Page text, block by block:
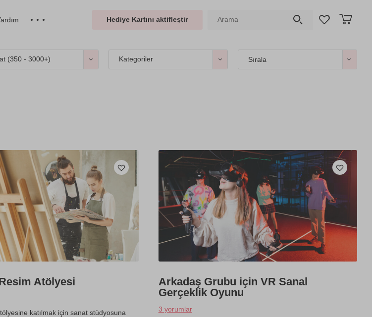
Hediye Kartını aktifleştir
(350 - 3000+) Kategoriler Sırala
Atölyesi
katılmak için sanat stüdyosuna
Arkadaş Grubu için VR Sanal
Gerçeklik Oyunu
3 yorumlar